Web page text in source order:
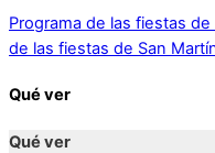
Programa de las fiestas
de las fiestas de San
Qué ver
Qué ver